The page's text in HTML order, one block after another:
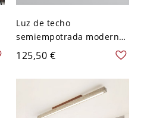
Luz de techo
semiempotrada moderna
de cilindro de piedra con
pantalla de piedra hacia
abajo - Blanco 110 A 120 V
125,50 €